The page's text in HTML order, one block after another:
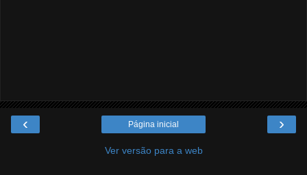
‹ ›
Página inicial
Ver versão para a web